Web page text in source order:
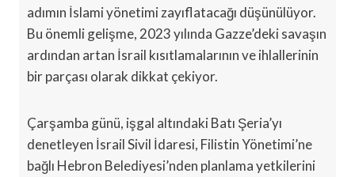
adımın İslami yönetimi zayıflatacağı düşünülüyor.
Bu önemli gelişme, 2023 yılında Gazze’deki savaşın
ardından artan İsrail kısıtlamalarının ve ihlallerinin
bir parçası olarak dikkat çekiyor.
Çarşamba günü, işgal altındaki Batı Şeria’yı
denetleyen İsrail Sivil İdaresi, Filistin Yönetimi’ne
bağlı Hebron Belediyesi’nden planlama yetkilerini